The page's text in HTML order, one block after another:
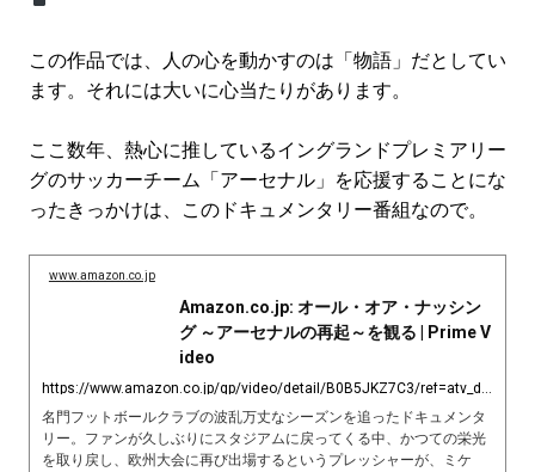
この作品では、人の心を動かすのは「物語」だとしてい
ます。それには大いに心当たりがあります。
ここ数年、熱心に推しているイングランドプレミアリー
グのサッカーチーム「アーセナル」を応援することにな
ったきっかけは、このドキュメンタリー番組なので。
www.amazon.co.jp
Amazon.co.jp: オール・オア・ナッシン
グ ～アーセナルの再起～を観る | Prime V
ideo
https://www.amazon.co.jp/gp/video/detail/B0B5JKZ7C3/ref=atv_dp_share_cu_r
名門フットボールクラブの波乱万丈なシーズンを追ったドキュメンタ
リー。ファンが久しぶりにスタジアムに戻ってくる中、かつての栄光
を取り戻し、欧州大会に再び出場するというプレッシャーが、ミケ